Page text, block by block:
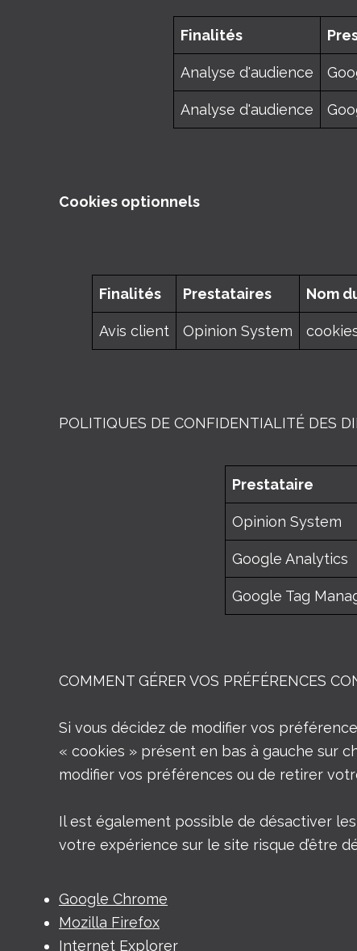
Finalités
Analyse d'audience
Analyse d'audience
Cookies optionnels
Finalités Prestataires Nom
Avis client Opinion System
POLITIQUES DE CONFIDENTIALITÉ DES
Prestataire
Opinion System
Google Analytics
Google Tag
COMMENT GÉRER VOS PRÉFÉRENCES
Si vous décidez de modifier vos
« cookies » présent en bas à gauche sur
modifier vos préférences ou de retirer
Il est également possible de désactiver
votre expérience sur le site risque d’être
Google Chrome
Mozilla Firefox
Internet Explorer